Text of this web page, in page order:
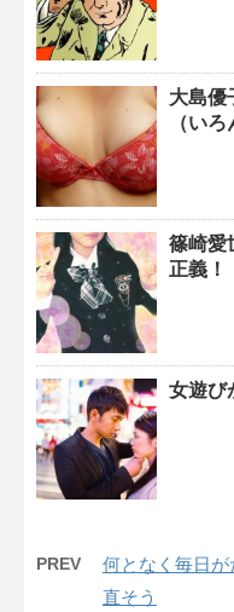
大島優
（い
篠崎愛
正義！
女遊び
PREV
何となく毎日
直そう